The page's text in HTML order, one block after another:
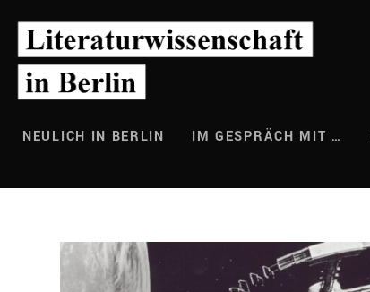
Inhalt
springen
NEULICH IN BERLIN IM GESPRÄCH MIT …